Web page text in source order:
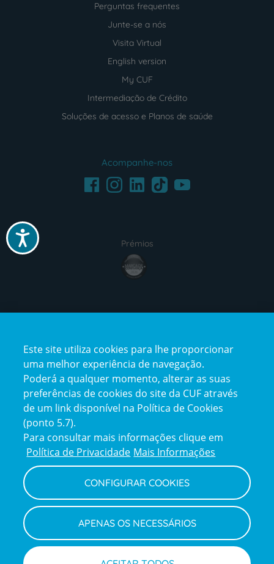
Acessibilidade
Perguntas frequentes
Junte-se a nós
Visita Virtual
English version
My CUF
Intermediação de Crédito
Soluções de acesso e Planos de saúde
Acompanhe-nos
FacebookInstagramLinkedInTikTokYoutube
Prémios
award4
certification2certification3
Reclamações
e
elogios
Policy
Política de Privacidade e Cookies
Termos e Condições
Declaração de Acessibilidade
Canal de Denúncias
Informações legais
Este site utiliza cookies para lhe proporcionar
uma melhor experiência de navegação.
Poderá a qualquer momento, alterar as suas
preferências de cookies do site da CUF através
de um link disponível na Política de Cookies
(ponto 5.7).
Para consultar mais informações clique em
Política de Privacidade Mais Informações
CONFIGURAR COOKIES
APENAS OS NECESSÁRIOS